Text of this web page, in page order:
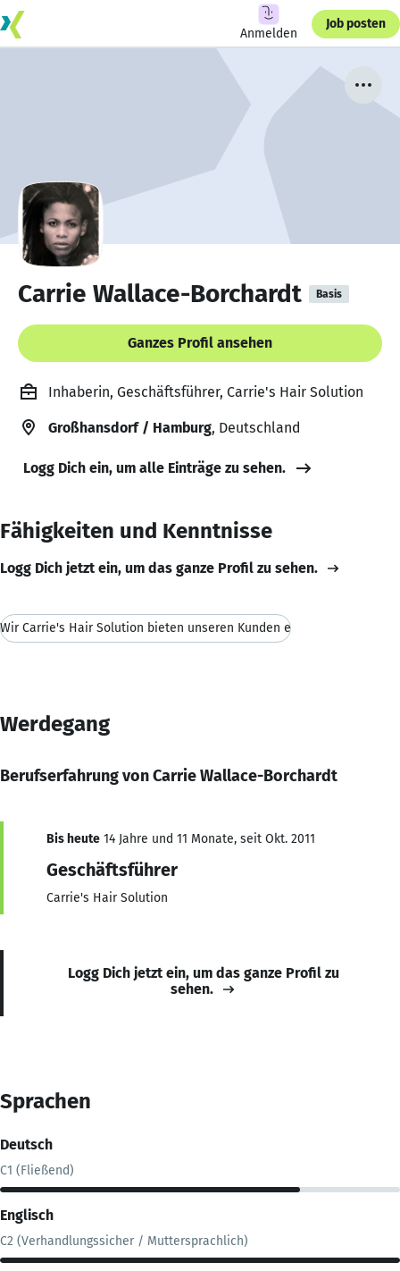
Anmelden
Job posten
Carrie Wallace-Borchardt Basis
Ganzes Profil ansehen
Inhaberin, Geschäftsführer, Carrie's Hair Solution
Großhansdorf / Hamburg, Deutschland
Logg Dich ein, um alle Einträge zu sehen.
Fähigkeiten und Kenntnisse
Logg Dich jetzt ein, um das ganze Profil zu sehen.
Wir Carrie's Hair Solution bieten unseren Kunden e
Werdegang
Berufserfahrung von Carrie Wallace-Borchardt
Bis heute 14 Jahre und 11 Monate, seit Okt. 2011
Geschäftsführer
Carrie's Hair Solution
Logg Dich jetzt ein, um das ganze Profil zu
sehen.
Sprachen
Deutsch
C1 (Fließend)
Englisch
C2 (Verhandlungssicher / Muttersprachlich)